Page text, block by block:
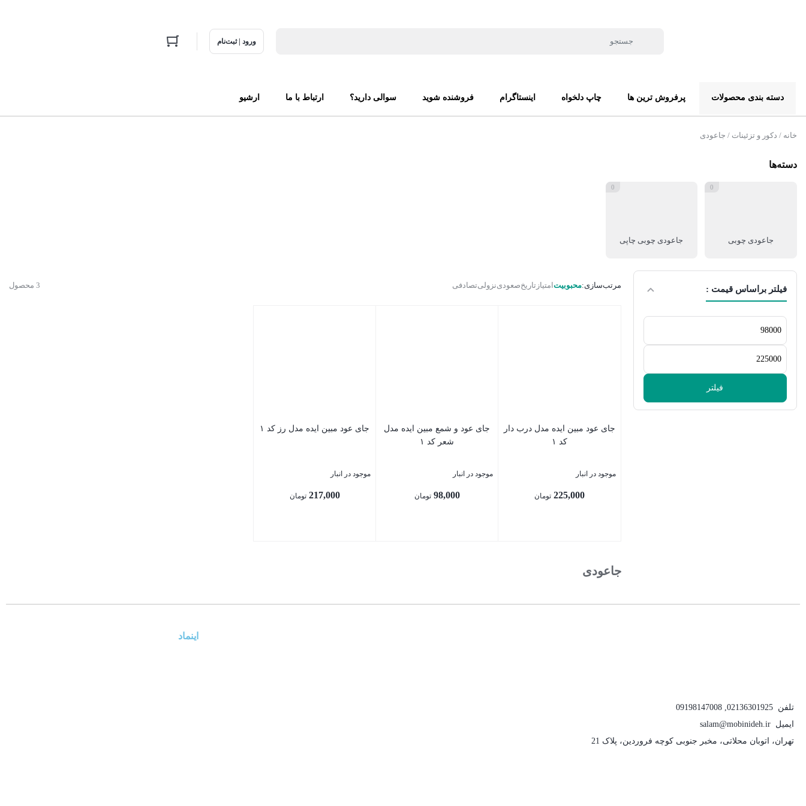
ورود | ثبت‌نام
دسته بندی محصولات پرفروش ترین ها چاپ دلخواه اینستاگرام فروشنده شوید سوالی دارید؟ ارتباط با ما ارشیو
خانه / دکور و تزئینات / جاعودی
دسته‌ها
جاعودی چوبی
0
جاعودی چوبی چاپی
0
فیلتر براساس قیمت :
فیلتر
3 محصول مرتب‌سازی:محبوبیت امتیاز تاریخصعودینزولیتصادفی
جای عود مبین ایده مدل درب دار
کد ۱
موجود در انبار
225,000 تومان
جای عود و شمع مبین ایده مدل
شعر کد ۱
موجود در انبار
98,000 تومان
جای عود مبین ایده مدل رز کد ۱
موجود در انبار
217,000 تومان
جاعودی
تلفن 02136301925
,
09198147008
ایمیل salam@mobinideh.ir
تهران، اتوبان محلاتی، مخبر جنوبی کوچه فروردین، پلاک 21
اینماد